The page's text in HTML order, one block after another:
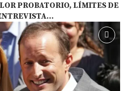
PROBATORIO, LÍMITES DE